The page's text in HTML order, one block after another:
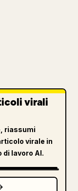
virali
riassumi
virale in
di lavoro AI.